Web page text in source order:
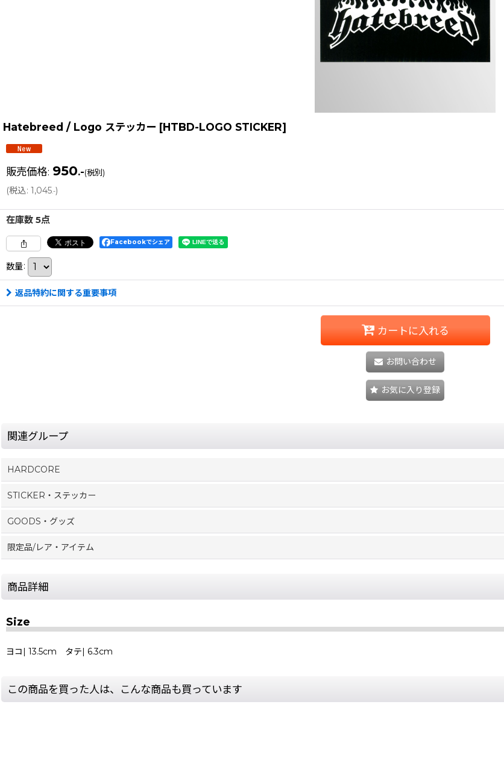
Hatebreed / Logo ステッカー [HTBD-LOGO STICKER]
販売価格: 950.-(税別)
(税込: 1,045.-)
在庫数 5点
Facebookでシェア
数量:
返品特約に関する重要事項
カートに入れる
お問い合わせ
お気に入り登録
関連グループ
HARDCORE
STICKER・ステッカー
GOODS・グッズ
限定品/レア・アイテム
商品詳細
Size
ヨコ| 13.5cm タテ| 6.3cm
この商品を買った人は、こんな商品も買っています